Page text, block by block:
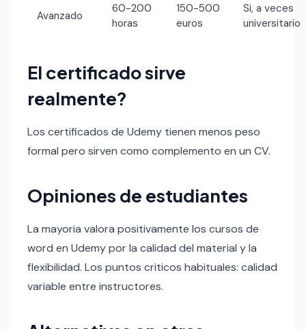
Avanzado
60-200
horas
150-500
euros
Si, a veces
universitario
El certificado sirve
realmente?
Los certificados de Udemy tienen menos peso
formal pero sirven como complemento en un CV.
Opiniones de estudiantes
La mayoria valora positivamente los cursos de
word en Udemy por la calidad del material y la
flexibilidad. Los puntos criticos habituales: calidad
variable entre instructores.